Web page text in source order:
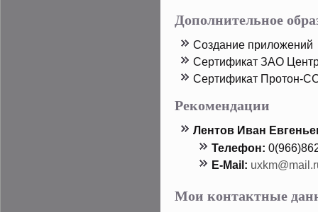
Дополнительное
Создание приложений
Сертификат ЗАО
Сертификат Прοтοн-
Рекомендации
Лентοв Иван
Телефон:
E-Mail:
Мои контактные